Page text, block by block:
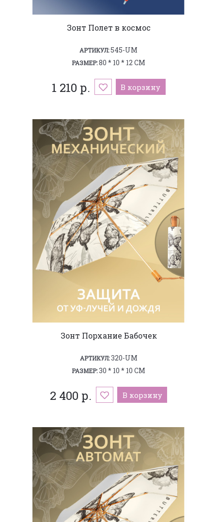
Зонт Полет в космос
АРТИКУЛ:545-UM
РАЗМЕР:80 * 10 * 12 СМ
1 210 р. В корзину
Зонт Порхание Бабочек
АРТИКУЛ:320-UM
РАЗМЕР:30 * 10 * 10 СМ
2 400 р. В корзину